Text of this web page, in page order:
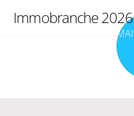
Immobranche 2026
MAI